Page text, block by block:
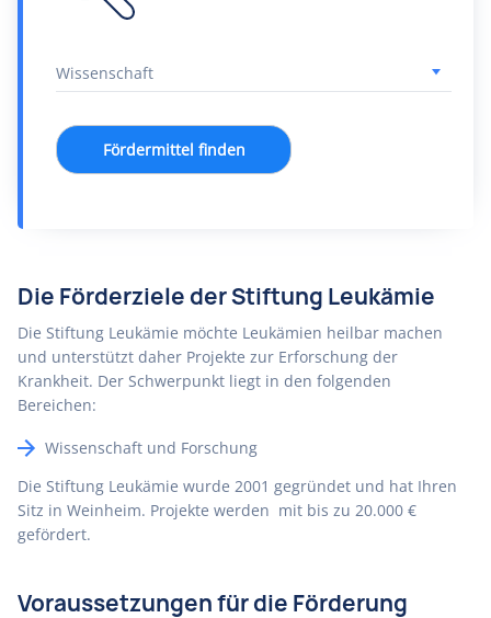
Fördermittel finden
Die Förderziele der Stiftung Leukämie
Die Stiftung Leukämie möchte Leukämien heilbar machen
und unterstützt daher Projekte zur Erforschung der
Krankheit. Der Schwerpunkt liegt in den folgenden
Bereichen:
Wissenschaft und Forschung
Die Stiftung Leukämie wurde 2001 gegründet und hat Ihren
Sitz in Weinheim. Projekte werden mit bis zu 20.000 €
gefördert.
Voraussetzungen für die Förderung